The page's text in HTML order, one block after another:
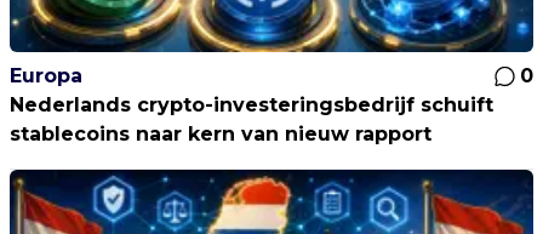
Europa
0
Nederlands crypto-investeringsbedrijf schuift
stablecoins naar kern van nieuw rapport